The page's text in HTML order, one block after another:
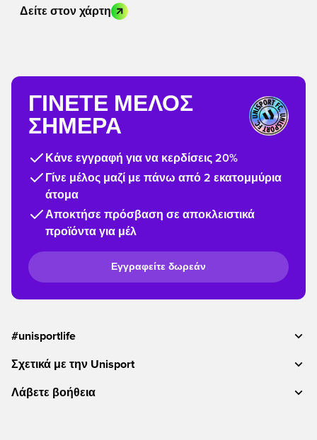
Δείτε στον χάρτη
ΓΊΝΕΤΕ ΜΈΛΟΣ
ΣΉΜΕΡΑ
Κάνε εγγραφή για να κερδίσεις 20%
Γίνε μέλος μαζί με πάνω από 2 εκατομμύρια
άτομα
Αποκτήσε πρόσβαση σε αποκλειστικά
προϊόντα για μέλ
Εγγραφείτε δωρεάν
#unisportlife
Σχετικά με την Unisport
Λάβετε βοήθεια